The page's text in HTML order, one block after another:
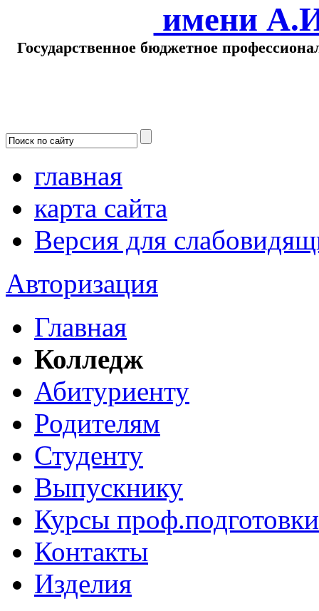
имени
Государственное бюджетное
главная
карта сайта
Версия для
Авторизация
Главная
Колледж
Абитуриенту
Родителям
Студенту
Выпускнику
Курсы проф.подготовки
Контакты
Изделия